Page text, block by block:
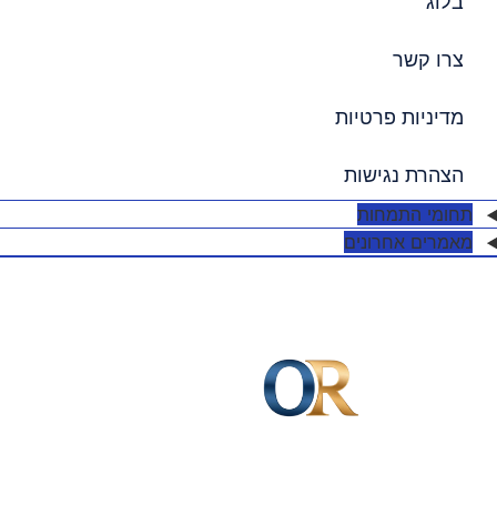
צרו קשר
מדיניות פרטיות
הצהרת נגישות
תחומי התמחות
מאמרים אחרונים